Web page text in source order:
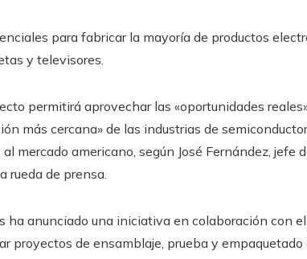
para fabricar la mayoría de productos
y televisores.
permitirá aprovechar las «oportunidades
más cercana» de las industrias de
mercado americano, según José Fernández, jefe
rueda de prensa.
ha anunciado una iniciativa en colaboración con
proyectos de ensamblaje, prueba y